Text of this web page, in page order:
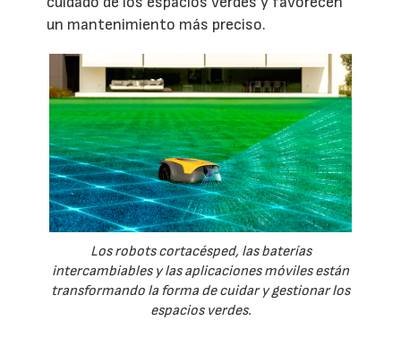
un mantenimiento más preciso.
Los robots cortacésped, las baterías
intercambiables y las aplicaciones móviles están
transformando la forma de cuidar y gestionar los
espacios verdes.